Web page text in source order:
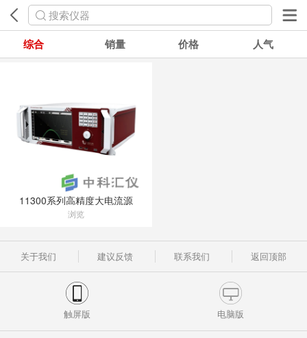
搜索仪器
综合 销量 价格 人气
11300系列高精度大电流源
浏览
关于我们 建议反馈 联系我们 返回顶部
触屏版 电脑版